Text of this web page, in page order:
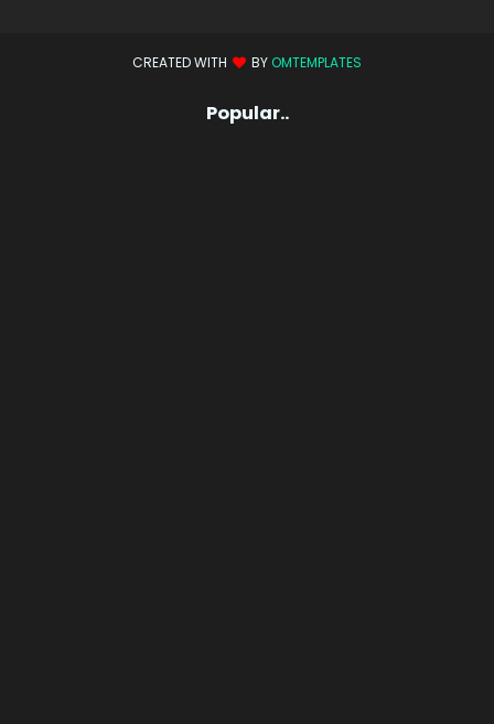
CREATED WITH BY OMTEMPLATES
Popular..